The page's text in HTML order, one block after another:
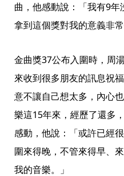
曲，他感動說：「我有9
拿到這個獎對我的意義非常
金曲獎37公布入圍時，周
來收到很多朋友的訊息祝
意不讓自己想太多，內心
樂這15年來，經歷了還多
感動，他說：「或許已經
圍來得晚，不管來得早、
我的音樂。」